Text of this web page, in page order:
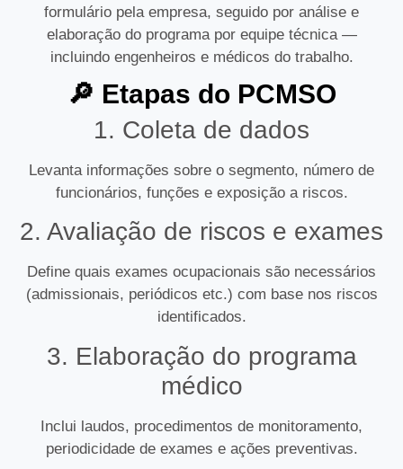
formulário pela empresa, seguido por análise e
elaboração do programa por equipe técnica —
incluindo engenheiros e médicos do trabalho.
🔎 Etapas do PCMSO
1. Coleta de dados
Levanta informações sobre o segmento, número de
funcionários, funções e exposição a riscos.
2. Avaliação de riscos e exames
Define quais exames ocupacionais são necessários
(admissionais, periódicos etc.) com base nos riscos
identificados.
3. Elaboração do programa
médico
Inclui laudos, procedimentos de monitoramento,
periodicidade de exames e ações preventivas.